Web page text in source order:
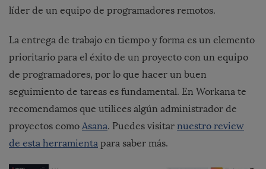
líder de un equipo de programadores remotos.
La entrega de trabajo en tiempo y forma es un elemento
prioritario para el éxito de un proyecto con un equipo
de programadores, por lo que hacer un buen
seguimiento de tareas es fundamental. En Workana te
recomendamos que utilices algún administrador de
proyectos como Asana. Puedes visitar nuestro review
de esta herramienta para saber más.